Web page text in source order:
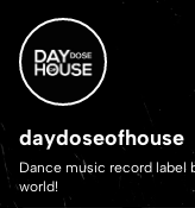
daydoseofhouse
Dance music record label
world!